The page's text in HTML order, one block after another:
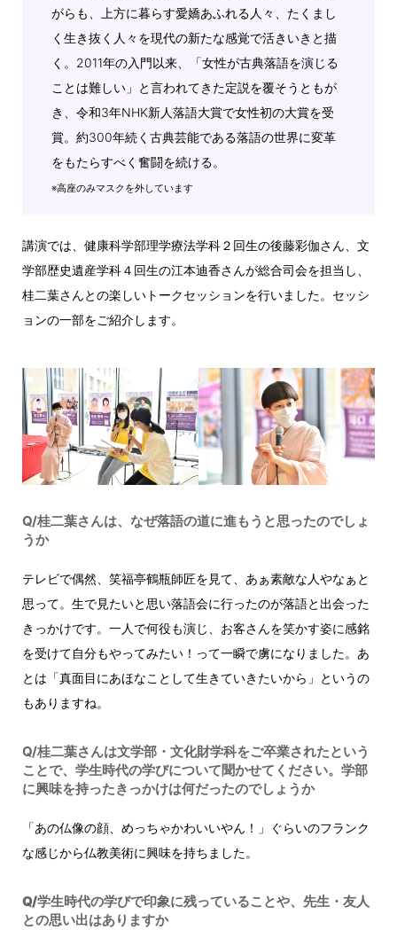
がらも、上方に暮らす愛嬌あふれる人々、たくまし
く生き抜く人々を現代の新たな感覚で活きいきと描
く。2011年の入門以来、「女性が古典落語を演じる
ことは難しい」と言われてきた定説を覆そうともが
き、令和3年NHK新人落語大賞で女性初の大賞を受
賞。約300年続く古典芸能である落語の世界に変革
をもたらすべく奮闘を続ける。
※高座のみマスクを外しています
講演では、健康科学部理学療法学科２回生の後藤彩伽さん、文
学部歴史遺産学科４回生の江本迪香さんが総合司会を担当し、
桂二葉さんとの楽しいトークセッションを行いました。セッシ
ョンの一部をご紹介します。
Q/桂二葉さんは、なぜ落語の道に進もうと思ったのでしょ
うか
テレビで偶然、笑福亭鶴瓶師匠を見て、あぁ素敵な人やなぁと
思って。生で見たいと思い落語会に行ったのが落語と出会った
きっかけです。一人で何役も演じ、お客さんを笑かす姿に感銘
を受けて自分もやってみたい！って一瞬で虜になりました。あ
とは「真面目にあほなことして生きていきたいから」というの
もありますね。
Q/桂二葉さんは文学部・文化財学科をご卒業されたという
ことで、学生時代の学びについて聞かせてください。学部
に興味を持ったきっかけは何だったのでしょうか
「あの仏像の顔、めっちゃかわいいやん！」ぐらいのフランク
な感じから仏教美術に興味を持ちました。
Q/学生時代の学びで印象に残っていることや、先生・友人
との思い出はありますか